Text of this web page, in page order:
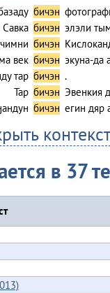
бичэн
Савка бичэн элэли
бичэн
век бичэн экуна-да
тар бичэн .
Тар бичэн Эвенкия
бичэн егин дяр
контекст
в 37